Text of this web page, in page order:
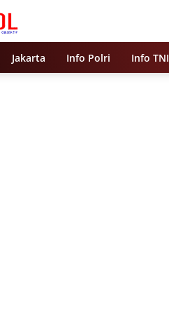
Jakarta Info Polri Info TNI